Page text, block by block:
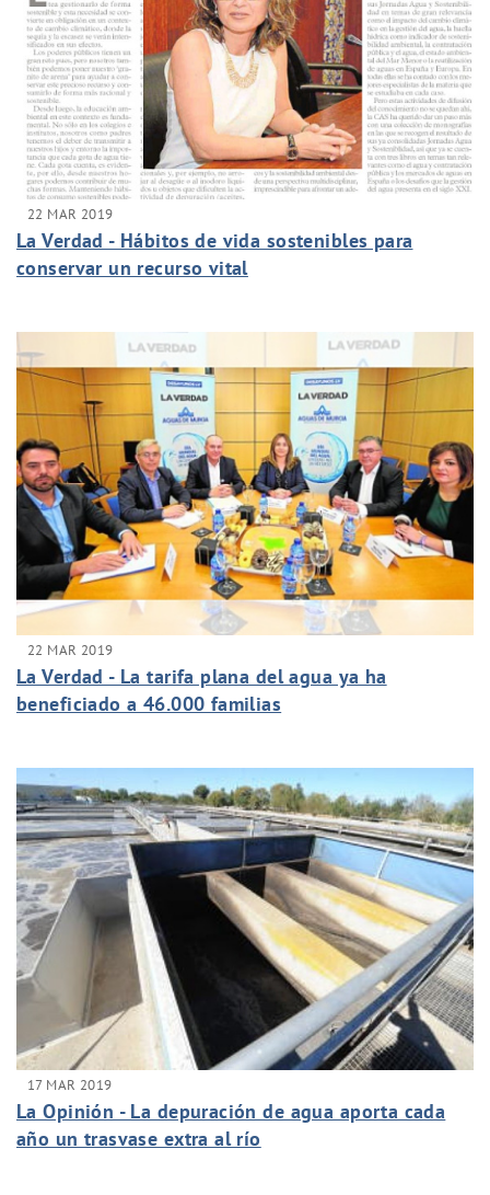
22 MAR 2019
La Verdad - Hábitos de vida sostenibles para
conservar un recurso vital
22 MAR 2019
La Verdad - La tarifa plana del agua ya ha
beneficiado a 46.000 familias
17 MAR 2019
La Opinión - La depuración de agua aporta cada
año un trasvase extra al río